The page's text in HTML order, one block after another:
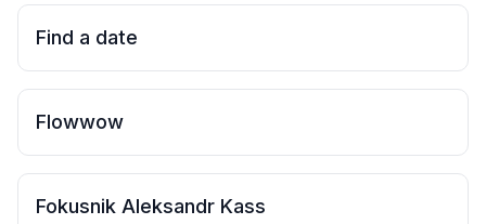
Find a date
Flowwow
Fokusnik Aleksandr Kass